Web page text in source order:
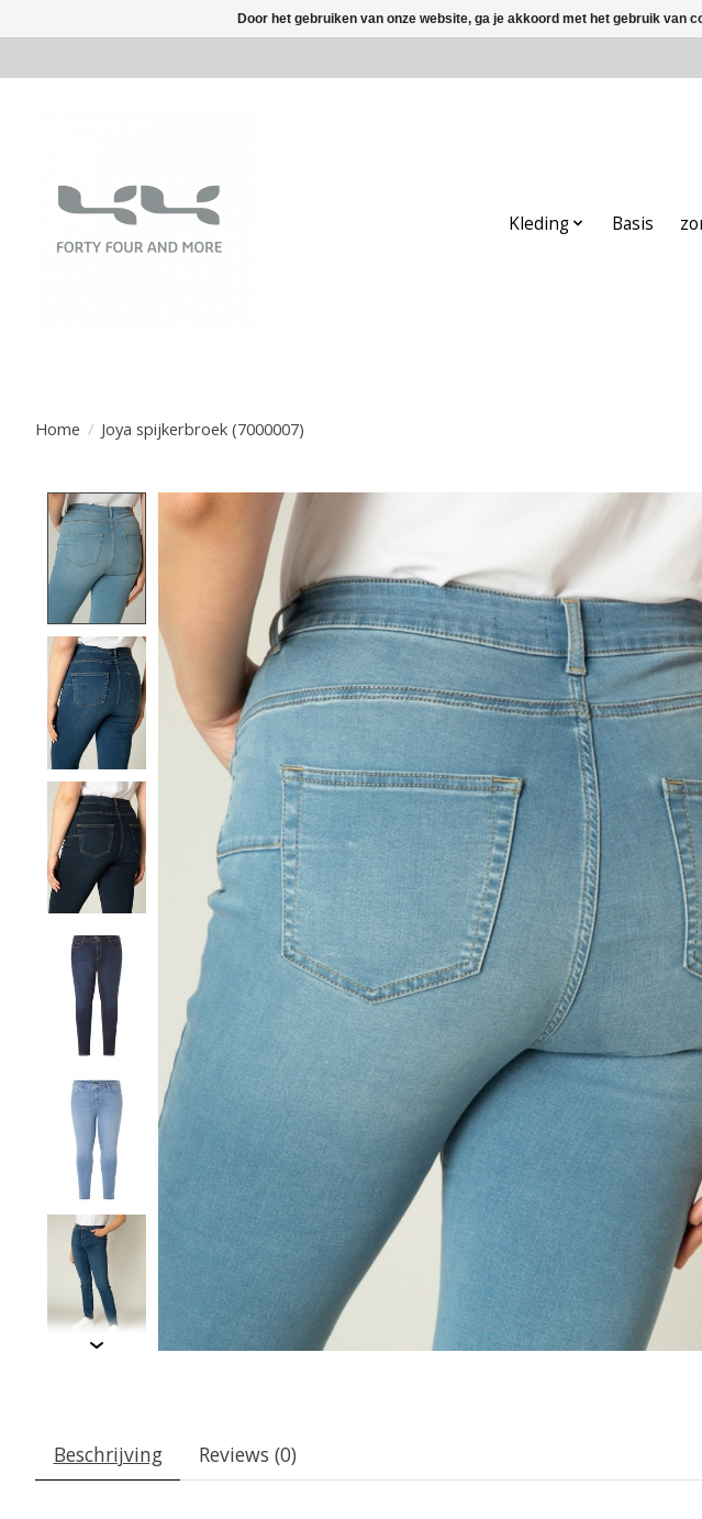
Kleding Basis
Home / Joya spijkerbroek (7000007)
Product image slideshow Items
Beschrijving Reviews (0)
Door het gebruiken van onze website, ga je akkoord met het gebruik van